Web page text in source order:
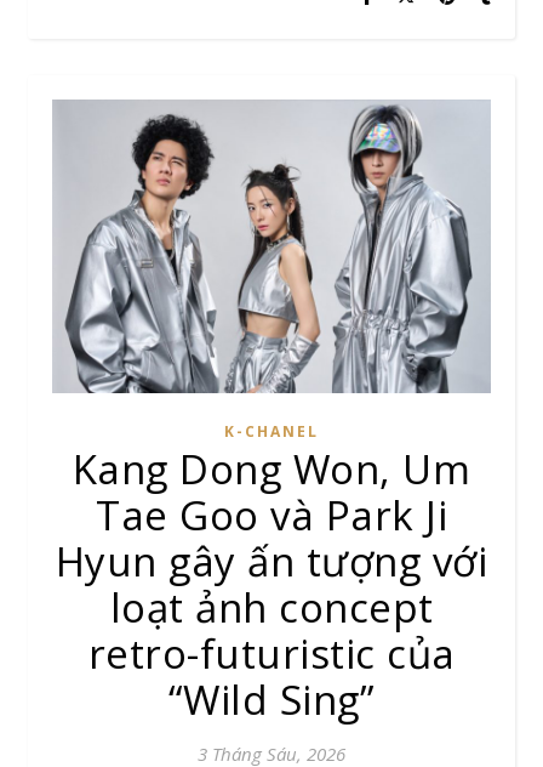
K-CHANEL
Kang Dong Won, Um
Tae Goo và Park Ji
Hyun gây ấn tượng với
loạt ảnh concept
retro-futuristic của
“Wild Sing”
3 Tháng Sáu, 2026